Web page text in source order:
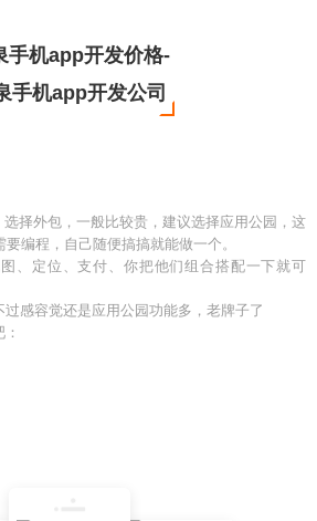
手机app开发价格-
手机app开发公司
择外包，一般比较贵，建议选择应用公园，这
编程，自己随便搞搞就能做一个。
、定位、支付、你把他们组合搭配一下就可
感容觉还是应用公园功能多，老牌子了